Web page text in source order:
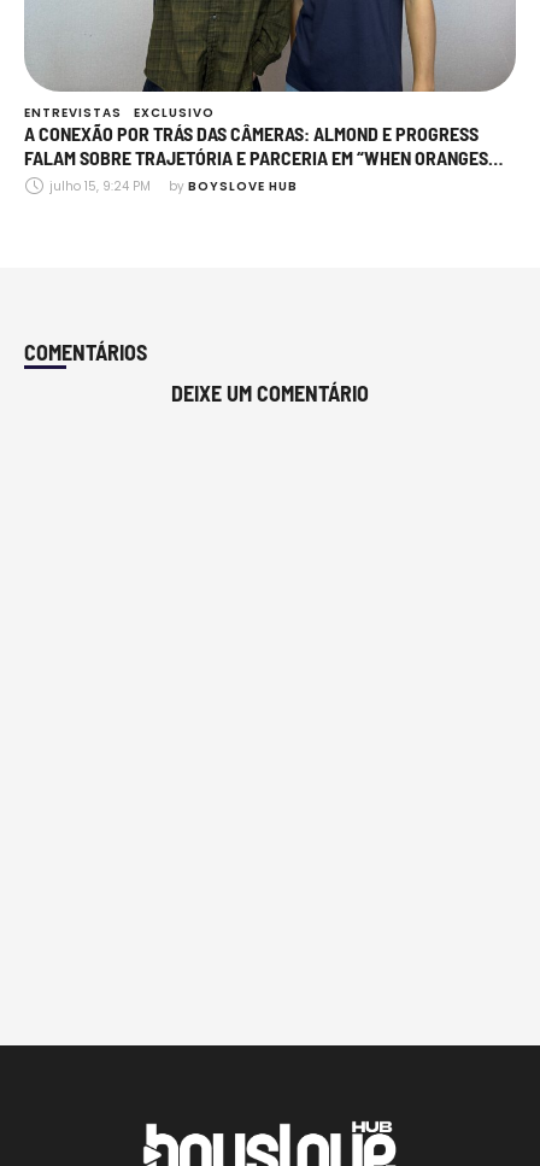
ENTREVISTAS EXCLUSIVO
A CONEXÃO POR TRÁS DAS CÂMERAS: ALMOND E PROGRESS
FALAM SOBRE TRAJETÓRIA E PARCERIA EM “WHEN ORANGES
FALL”julho 15, 9:24 PM by BOYSLOVE HUB
COMENTÁRIOS
DEIXE UM COMENTÁRIO